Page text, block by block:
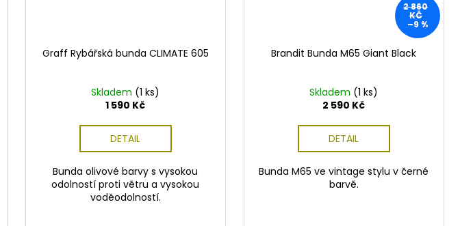
Graff Rybářská bunda CLIMATE 605
Skladem (1 ks)
1 590 Kč
DETAIL
Bunda olivové barvy s vysokou
odolností proti větru a vysokou
voděodolností.
2 860
KČ
–9 %
Brandit Bunda M65 Giant Black
Skladem (1 ks)
2 590 Kč
DETAIL
Bunda M65 ve vintage stylu v černé
barvě.